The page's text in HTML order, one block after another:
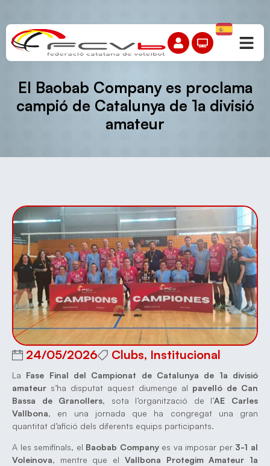
El Baobab Company es proclama
campió de Catalunya de 1a divisió
amateur
24/05/2026 Clubs, Institucional
La Fase Final del Campionat de Catalunya de 1a divisió
amateur s’ha disputat aquest diumenge al pavelló de Can
Bassa de Granollers, sota l’organització de l’AE Carles
Vallbona, en una jornada que ha congregat una gran
quantitat d’afició dels diferents equips participants.
A les semifinals, el Baobab Companyes va imposar per 3-1 al
Voleinova, mentre que el Vallbona Protegim Amateur 1a